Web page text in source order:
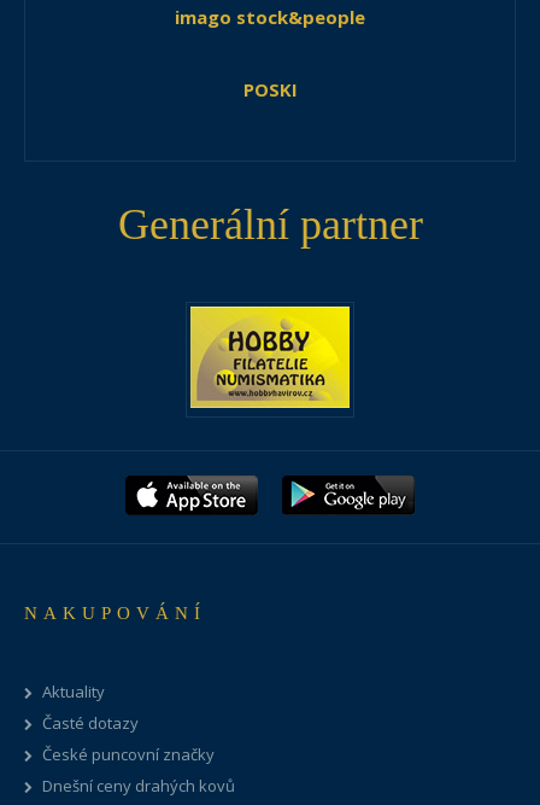
imago stock&people
POSKI
Generální partner
NAKUPOVÁNÍ
Aktuality
Časté dotazy
České puncovní značky
Dnešní ceny drahých kovů